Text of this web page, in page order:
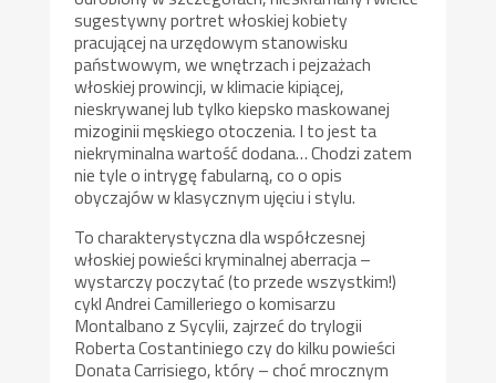
sugestywny portret włoskiej kobiety
pracującej na urzędowym stanowisku
państwowym, we wnętrzach i pejzażach
włoskiej prowincji, w klimacie kipiącej,
nieskrywanej lub tylko kiepsko maskowanej
mizoginii męskiego otoczenia. I to jest ta
niekryminalna wartość dodana… Chodzi zatem
nie tyle o intrygę fabularną, co o opis
obyczajów w klasycznym ujęciu i stylu.
To charakterystyczna dla współczesnej
włoskiej powieści kryminalnej aberracja –
wystarczy poczytać (to przede wszystkim!)
cykl Andrei Camilleriego o komisarzu
Montalbano z Sycylii, zajrzeć do trylogii
Roberta Costantiniego czy do kilku powieści
Donata Carrisiego, który – choć mrocznym